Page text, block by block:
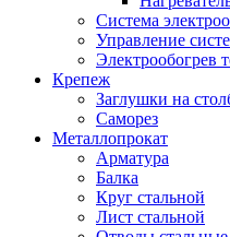
Система
Управление
Электрообогрев
Крепеж
Заглушки на
Саморез
Металлопрокат
Арматура
Балка
Круг стальной
Лист стальной